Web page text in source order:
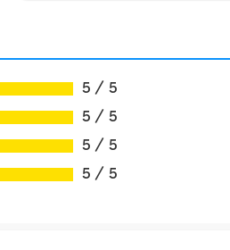
5 / 5
5 / 5
5 / 5
5 / 5